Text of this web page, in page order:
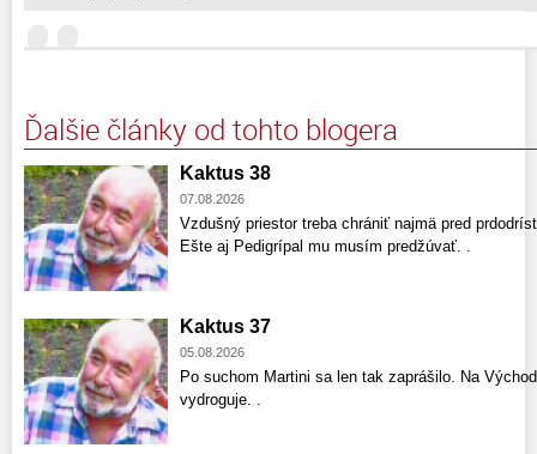
Ďalšie články od tohto blogera
Kaktus 38
07.08.2026
Vzdušný priestor treba chrániť najmä pred
Ešte aj Pedigrípal mu musím predžúvať. .
Kaktus 37
05.08.2026
Po suchom Martini sa len tak zaprášilo. Na
vydroguje. .